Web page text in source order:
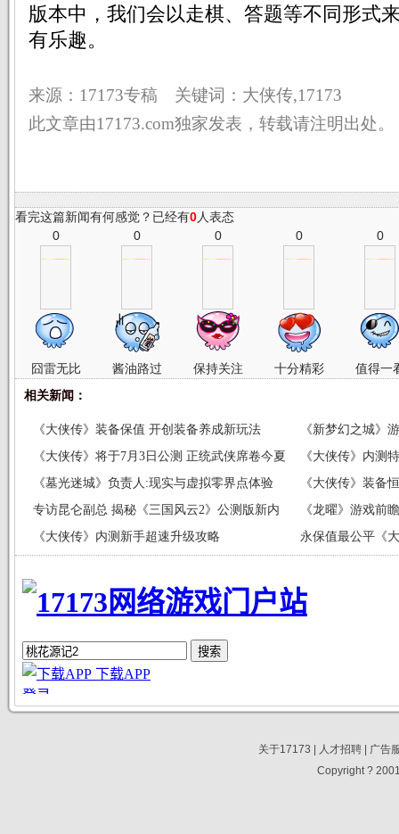
版本中，我们会以走棋、答题等不同形式
有乐趣。
来源：17173专稿 关键词：大侠传,17173
此文章由17173.com独家发表，转载请注明出处。
看完这篇新闻有何感觉？已经有0人表态
0
囧雷无比
0
酱油路过
0
保持关注
0
十分精彩
0
值得一
相关新闻：
《大侠传》装备保值 开创装备养成新玩法
《新梦幻之城》
《大侠传》将于7月3日公测 正统武侠席卷今夏
《大侠传》内测
《墓光迷城》负责人:现实与虚拟零界点体验
《大侠传》装备
专访昆仑副总 揭秘《三国风云2》公测版新内
容
《龙曜》游戏前
《大侠传》内测新手超速升级攻略
永保值最公平《
关于17173 人才招聘|
广告
Copyright ?